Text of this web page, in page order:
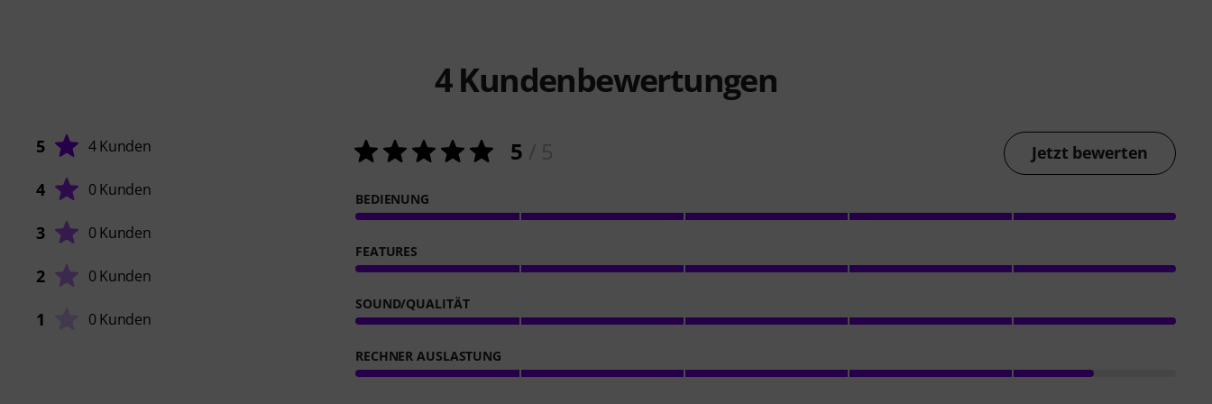
4Kundenbewertungen
5 4 Kunden
4 0 Kunden
3 0 Kunden
2 0 Kunden
1 0 Kunden
5 Jetzt bewerten
BEDIENUNG
FEATURES
SOUND/QUALITÄT
RECHNER AUSLASTUNG